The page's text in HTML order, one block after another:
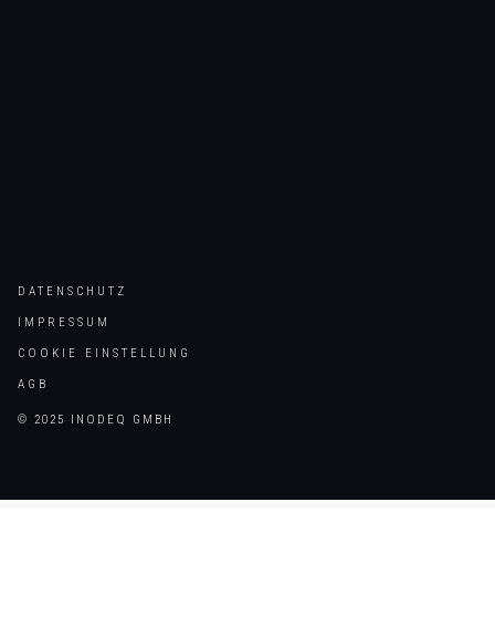
DATENSCHUTZ
IMPRESSUM
COOKIE EINSTELLUNG
AGB
© 2025 INODEQ GMBH